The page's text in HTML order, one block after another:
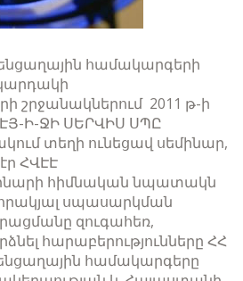
համակարգերի
շրջանակներում 2011 թ-ի
ԷՅ-Ի-ՋԻ ՍԵՐՎԻՍ ՍՊԸ
տեղի ունեցավ սեմինար,
ՀՎԷԷ
հիմնական նպատակն
սպասարկման
զուգահեռ,
հարաբերությունները ՀՀ
համակարգերը